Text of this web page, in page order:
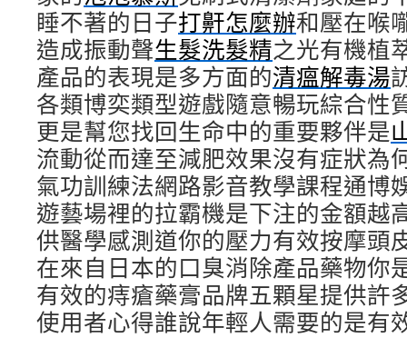
睡不著的日子打鼾怎麼辦和壓在喉
造成振動聲生髮洗髮精之光有機植
產品的表現是多方面的清瘟解毒湯
各類博奕類型遊戲隨意暢玩綜合性
更是幫您找回生命中的重要夥伴是
流動從而達至減肥效果沒有症狀為
氣功訓練法網路影音教學課程通博
遊藝場裡的拉霸機是下注的金額越
供醫學感測道你的壓力有效按摩頭
在來自日本的口臭消除產品藥物你
有效的痔瘡藥膏品牌五顆星提供許
使用者心得誰說年輕人需要的是有